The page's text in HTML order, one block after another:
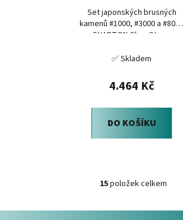
Set japonských brusných
kamenů #1000, #3000 a #8000
SHAPTON GlassStone
✅ Skladem
4.464 Kč
DO KOŠÍKU
O
15položek celkem